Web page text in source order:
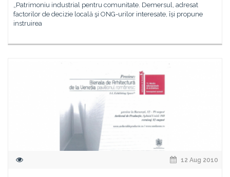
„Patrimoniu industrial pentru comunitate. Demersul, adresat
factorilor de decizie locală şi ONG-urilor interesate, își propune
instruirea
12 Aug 2010